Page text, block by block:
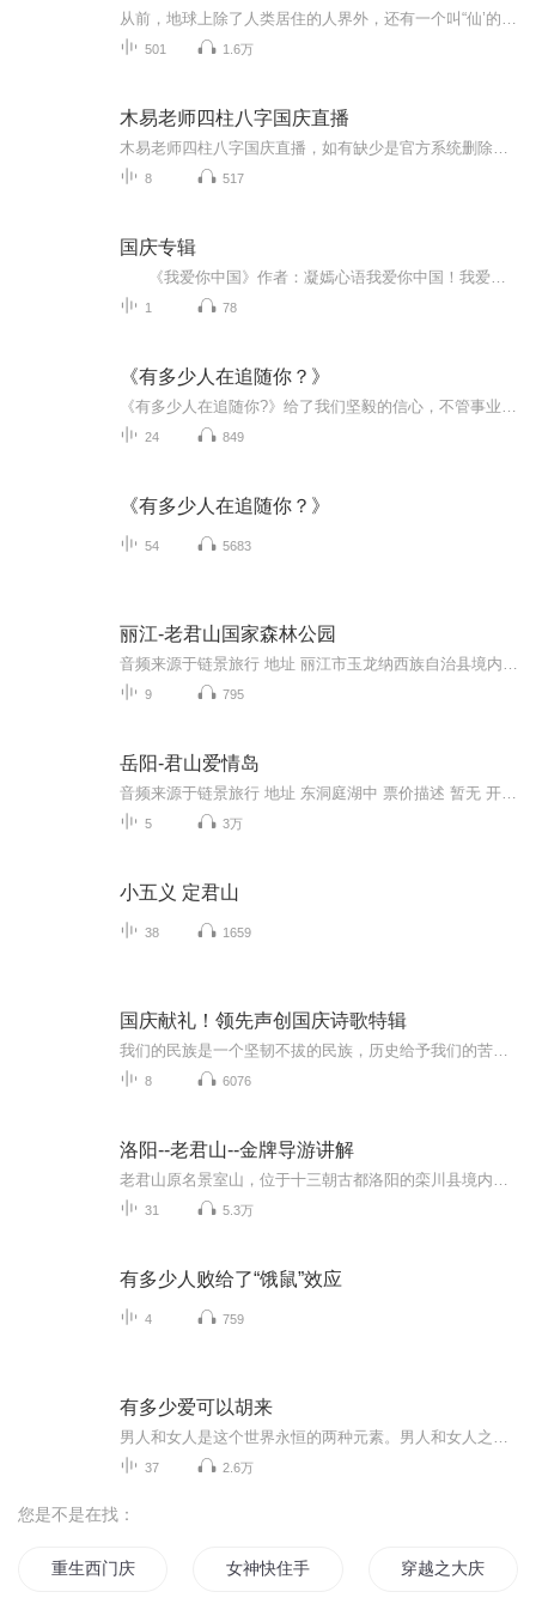
501 1.6万
木易老师四柱八字国庆直播
8 517
国庆专辑
1 78
《有多少人在追随你？》
24 849
《有多少人在追随你？》
54 5683
丽江-老君山国家森林公园
9 795
岳阳-君山爱情岛
5 3万
小五义 定君山
38 1659
国庆献礼！领先声创国庆诗歌特辑
8 6076
洛阳--老君山--金牌导游讲解
31 5.3万
有多少人败给了“饿鼠”效应
4 759
有多少爱可以胡来
37 2.6万
您是不是在找：
重生西门庆 女神快住手 穿越之大庆帝国